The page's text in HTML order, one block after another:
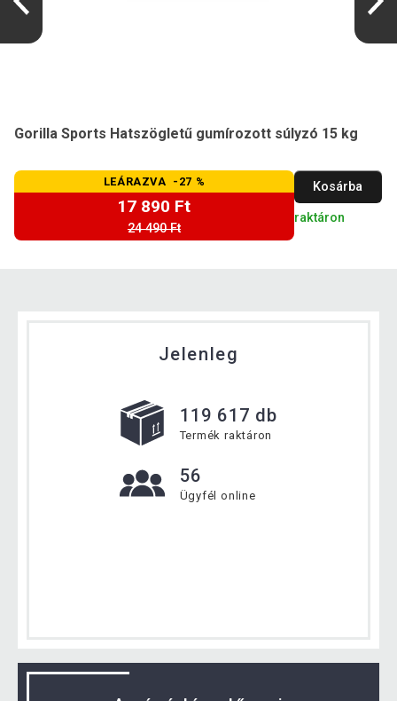
Gorilla Sports Hatszögletű gumírozott súlyzó 15 kg
LEÁRAZVA -27 %
17 890 Ft
24 490 Ft
Kosárba
raktáron
Jelenleg
119 617 db
Termék raktáron
56
Ügyfél online